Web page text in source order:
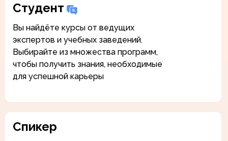
Студент
Спикер
Вы найдёте курсы от ведущих
экспертов и учебных заведений.
Выбирайте из множества программ,
чтобы получить знания, необходимые
для успешной карьеры